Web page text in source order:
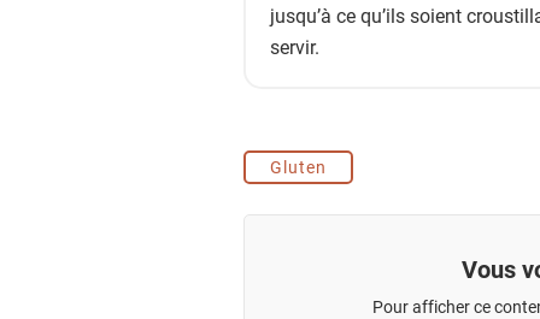
jusqu’à ce qu’ils soient
servir.
Gluten
Vous
Pour afficher ce